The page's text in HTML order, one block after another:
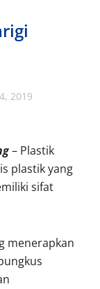
2019
– Plastik
plastik yang
sifat
menerapkan